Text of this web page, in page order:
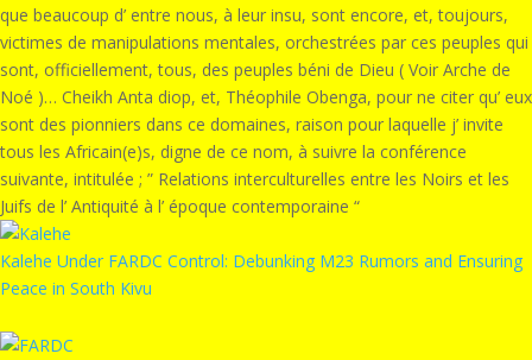
que beaucoup d’ entre nous, à leur insu, sont encore, et, toujours,
victimes de manipulations mentales, orchestrées par ces peuples qui
sont, officiellement, tous, des peuples béni de Dieu ( Voir Arche de
Noé )… Cheikh Anta diop, et, Théophile Obenga, pour ne citer qu’ eux
sont des pionniers dans ce domaines, raison pour laquelle j’ invite
tous les Africain(e)s, digne de ce nom, à suivre la conférence
suivante, intitulée ; ” Relations interculturelles entre les Noirs et les
Juifs de l’ Antiquité à l’ époque contemporaine “
Kalehe Under FARDC Control: Debunking M23 Rumors and Ensuring
Peace in South Kivu